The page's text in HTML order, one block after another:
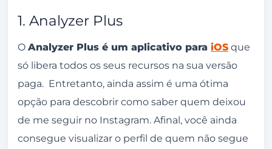
1. Analyzer Plus
O Analyzer Plus é um aplicativo para iOS que
só libera todos os seus recursos na sua versão
paga. Entretanto, ainda assim é uma ótima
opção para descobrir como saber quem deixou
de me seguir no Instagram. Afinal, você ainda
consegue visualizar o perfil de quem não segue